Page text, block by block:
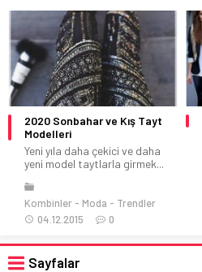
2020 Sonbahar ve Kış Tayt
Modelleri
Yeni yıla daha çekici ve daha
yeni model taytlarla girmek...
Kombinler Moda
Trendler
04.12.2015
0
Sayfalar